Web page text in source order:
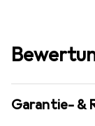
Garantie- &